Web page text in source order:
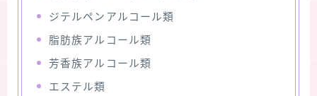
ジテルペンアルコール類
脂肪族アルコール類
芳香族アルコール類
エステル類